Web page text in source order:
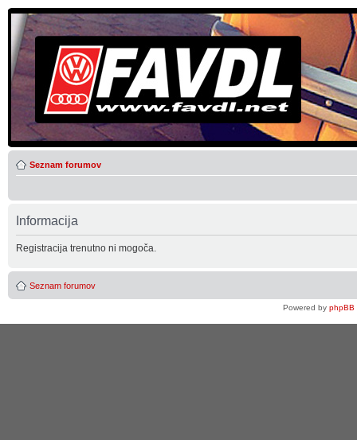
Seznam forumov
Informacija
Registracija trenutno ni mogoča.
Seznam forumov
Powered byphpBB